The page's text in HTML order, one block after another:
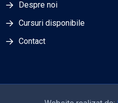
Despre noi
Cursuri disponibile
Contact